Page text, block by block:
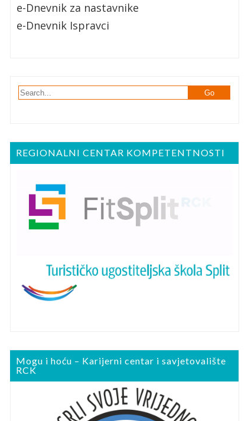
e-Dnevnik za nastavnike
e-Dnevnik Ispravci
REGIONALNI CENTAR KOMPETENTNOSTI
Mogu i hoću – Karijerni centar i savjetovalište
RCK